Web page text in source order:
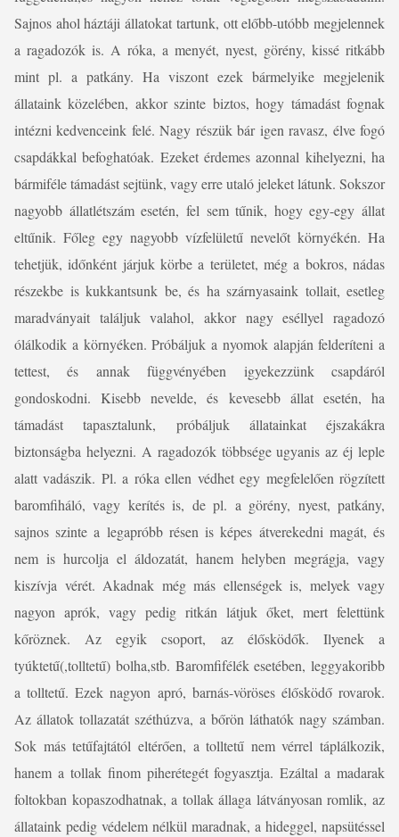
Sajnos ahol háztáji állatokat tartunk, ott előbb-utóbb megjelennek
a ragadozók is. A róka, a menyét, nyest, görény, kissé ritkább
mint pl. a patkány. Ha viszont ezek bármelyike megjelenik
állataink közelében, akkor szinte biztos, hogy támadást fognak
intézni kedvenceink felé. Nagy részük bár igen ravasz, élve fogó
csapdákkal befoghatóak. Ezeket érdemes azonnal kihelyezni, ha
bármiféle támadást sejtünk, vagy erre utaló jeleket látunk. Sokszor
nagyobb állatlétszám esetén, fel sem tűnik, hogy egy-egy állat
eltűnik. Főleg egy nagyobb vízfelületű nevelőt környékén. Ha
tehetjük, időnként járjuk körbe a területet, még a bokros, nádas
részekbe is kukkantsunk be, és ha szárnyasaink tollait, esetleg
maradványait találjuk valahol, akkor nagy eséllyel ragadozó
ólálkodik a környéken. Próbáljuk a nyomok alapján felderíteni a
tettest, és annak függvényében igyekezzünk csapdáról
gondoskodni. Kisebb nevelde, és kevesebb állat esetén, ha
támadást tapasztalunk, próbáljuk állatainkat éjszakákra
biztonságba helyezni. A ragadozók többsége ugyanis az éj leple
alatt vadászik. Pl. a róka ellen védhet egy megfelelően rögzített
baromfiháló, vagy kerítés is, de pl. a görény, nyest, patkány,
sajnos szinte a legapróbb résen is képes átverekedni magát, és
nem is hurcolja el áldozatát, hanem helyben megrágja, vagy
kiszívja vérét. Akadnak még más ellenségek is, melyek vagy
nagyon aprók, vagy pedig ritkán látjuk őket, mert felettünk
kőröznek. Az egyik csoport, az élősködők. Ilyenek a
tyúktetű(,tolltetű) bolha,stb. Baromfifélék esetében, leggyakoribb
a tolltetű. Ezek nagyon apró, barnás-vöröses élősködő rovarok.
Az állatok tollazatát széthúzva, a bőrön láthatók nagy számban.
Sok más tetűfajtától eltérően, a tolltetű nem vérrel táplálkozik,
hanem a tollak finom piherétegét fogyasztja. Ezáltal a madarak
foltokban kopaszodhatnak, a tollak állaga látványosan romlik, az
állataink pedig védelem nélkül maradnak, a hideggel, napsütéssel